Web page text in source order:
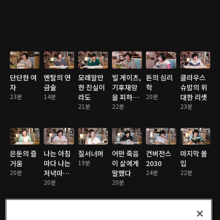
단단한 여
자
23분
멘탈의 연
금술
14분
모래알만
한 진실이
라도
21분
빌 게이츠,
기후재앙
을 피하는
법
22분
돈의 심리
학
20분
클라우스
슈밥의 위
대한 리셋
23분
은둔의 즐
거움
20분
나는 아침
마다 나는
저녁마다
(최종)
20분
질서너머
19분
어떤 죽음
이 삶에게
말했다
20분
컨버전스
2030
24분
마지막 몰
입
22분